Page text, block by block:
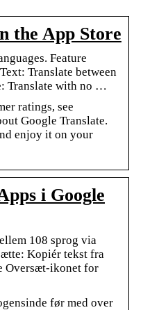
the App Store
Feature
Translate between
Translate with no …
ratings, see
Google Translate.
enjoy it on your
i Google
108 sprog via
Kopiér tekst fra
Oversæt-ikonet for
før med over